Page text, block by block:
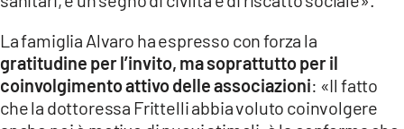
La famiglia Alvaro ha espresso con forza la
gratitudine per l’invito, ma soprattutto per il
coinvolgimento attivo delle associazioni: «Il fatto
che la dottoressa Frittelli abbia voluto coinvolgere